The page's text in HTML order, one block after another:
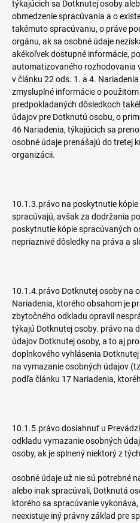
týkajúcich sa Dotknutej osoby
obmedzenie spracúvania a o
takémuto spracúvaniu, o práve
orgánu, ak sa osobné údaje
akékoľvek dostupné informácie,
automatizovaného rozhodovania
v článku 22 ods. 1. a 4.
zmysluplné informácie o
predpokladaných dôsledkoch
údajov pre Dotknutú osobu, o
46 Nariadenia, týkajúcich sa
osobné údaje prenášajú do tretej
organizácii.
10.1.3.právo na poskytnutie
spracúvajú, avšak za dodržania
poskytnutie kópie spracúvaných
nepriaznivé dôsledky na práva a
10.1.4.právo Dotknutej osoby na
Nariadenia, ktorého obsahom je
zbytočného odkladu opravil
týkajú Dotknutej osoby. právo na
údajov Dotknutej osoby, a to aj
doplnkového vyhlásenia
na vymazanie osobných údajov
podľa článku 17 Nariadenia,
10.1.5.právo dosiahnuť u
odkladu vymazanie osobných
osoby, ak je splnený niektorý z
osobné údaje už nie sú potrebné
alebo inak spracúvali, Dotknutá
ktorého sa spracúvanie
neexistuje iný právny základ pre